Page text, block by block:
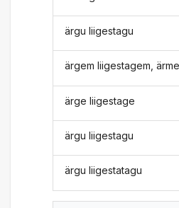
ärgu liigestagu
ärgem liigestagem,
ärge liigestage
ärgu liigestagu
ärgu liigestatagu